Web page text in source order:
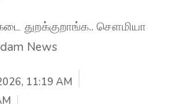
துறக்குறாங்க.. சௌமியா
News
11:19 AM